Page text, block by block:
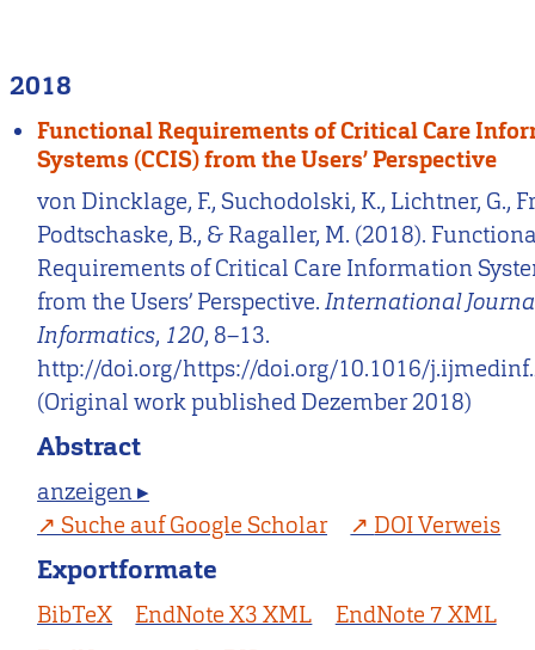
2018
Functional Requirements of Critical Care
Systems (CCIS) from the Users’ Perspective
von Dincklage, F., Suchodolski, K., Lichtner, G.,
Podtschaske, B., & Ragaller, M. (2018).
Requirements of Critical Care Information
from the Users’ Perspective.International
Informatics, 120, 8–13.
http://doi.org/https://doi.org/10.1016/
(Original work published Dezember 2018)
Abstract
anzeigen ▸
Suche auf Google Scholar
DOI Verweis
Exportformate
BibTeX EndNote X3 XML
EndNote 7 XML